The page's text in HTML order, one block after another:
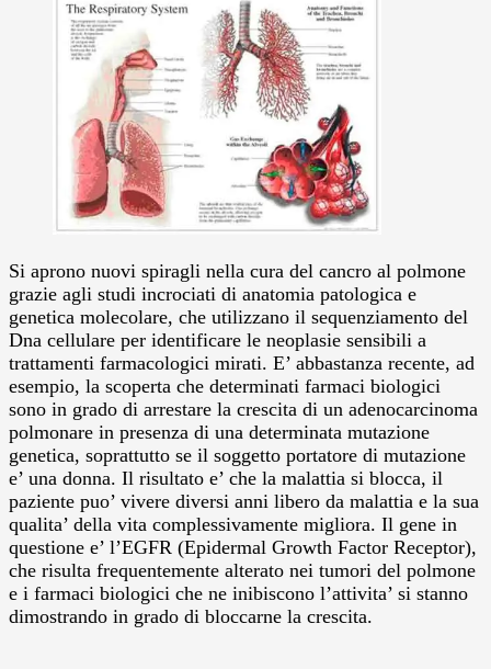
Si aprono nuovi spiragli nella cura del cancro al polmone
grazie agli studi incrociati di anatomia patologica e
genetica molecolare, che utilizzano il sequenziamento del
Dna cellulare per identificare le neoplasie sensibili a
trattamenti farmacologici mirati. E’ abbastanza recente, ad
esempio, la scoperta che determinati farmaci biologici
sono in grado di arrestare la crescita di un adenocarcinoma
polmonare in presenza di una determinata mutazione
genetica, soprattutto se il soggetto portatore di mutazione
e’ una donna. Il risultato e’ che la malattia si blocca, il
paziente puo’ vivere diversi anni libero da malattia e la sua
qualita’ della vita complessivamente migliora. Il gene in
questione e’ l’EGFR (Epidermal Growth Factor Receptor),
che risulta frequentemente alterato nei tumori del polmone
e i farmaci biologici che ne inibiscono l’attivita’ si stanno
dimostrando in grado di bloccarne la crescita.